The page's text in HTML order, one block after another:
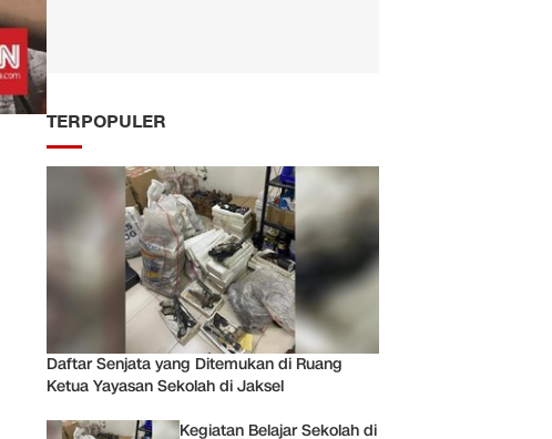
TERPOPULER
Daftar Senjata yang Ditemukan di Ruang
Ketua Yayasan Sekolah di Jaksel
Kegiatan Belajar Sekolah di